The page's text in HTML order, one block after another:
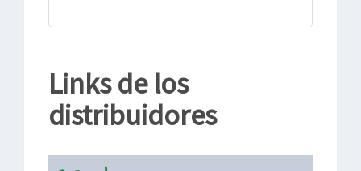
Links de los
distribuidores